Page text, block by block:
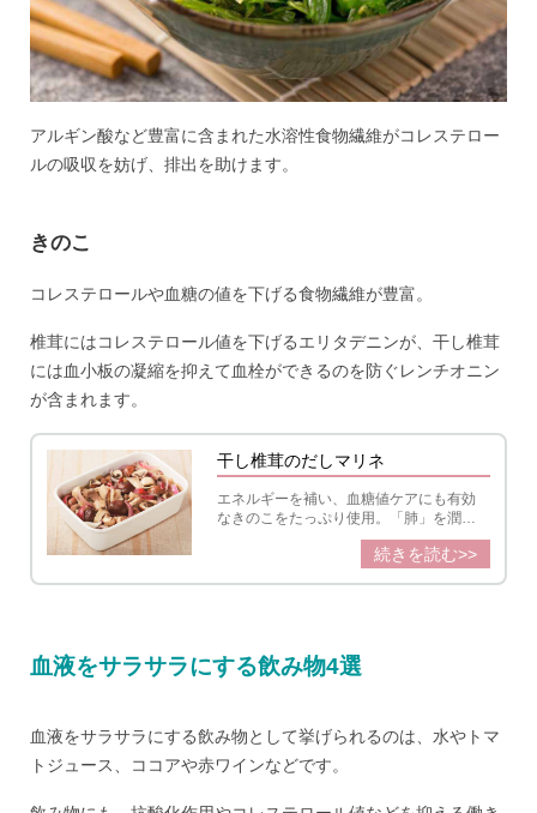
アルギン酸など豊富に含まれた水溶性食物繊維がコレステロー
ルの吸収を妨げ、排出を助けます。
きのこ
コレステロールや血糖の値を下げる食物繊維が豊富。
椎茸にはコレステロール値を下げるエリタデニンが、干し椎茸
には血小板の凝縮を抑えて血栓ができるのを防ぐレンチオニン
が含まれます。
干し椎茸のだしマリネ
エネルギーを補い、血糖値ケアにも有効
なきのこをたっぷり使用。「肺」を潤す
玉ねぎと共にいただく、干し椎茸の旨み
続きを読む>>
血液をサラサラにする飲み物4選
血液をサラサラにする飲み物として挙げられるのは、水やトマ
トジュース、ココアや赤ワインなどです。